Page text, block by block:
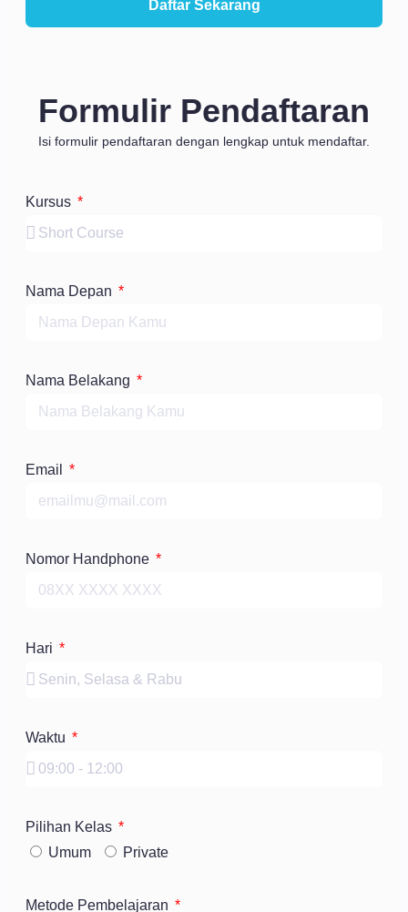
Daftar Sekarang
Formulir Pendaftaran
Isi formulir pendaftaran dengan lengkap untuk mendaftar.
Kursus
Nama Depan
Nama Belakang
Email
Nomor Handphone
Hari
Waktu
Pilihan Kelas
Umum
Private
Metode Pembelajaran